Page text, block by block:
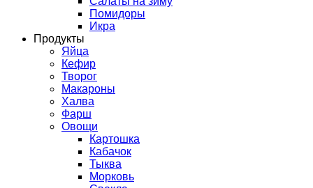
Помидоры
Икра
Продукты
Яйца
Кефир
Творог
Макароны
Халва
Фарш
Овощи
Картошка
Кабачок
Тыква
Морковь